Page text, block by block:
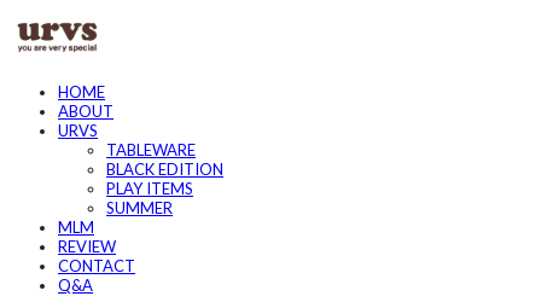
HOME
ABOUT
URVS
TABLEWARE
BLACK EDITION
PLAY ITEMS
SUMMER
MLM
REVIEW
CONTACT
Q&A